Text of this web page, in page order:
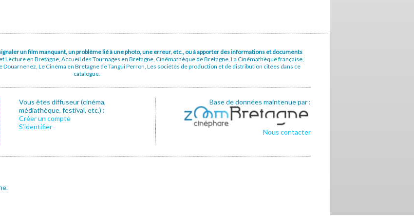
un film manquant, un problème lié à une photo, une erreur, etc., ou à apporter des informations et documents
Lecture en Bretagne, Accueil des Tournages en Bretagne, Cinémathèque de Bretagne, La Cinémathèque française,
Le Cinéma en Bretagne de Tangui Perron, Les sociétés de production et de distribution citées dans ce
catalogue.
Vous êtes diffuseur (cinéma,
médiathèque, festival, etc.) :
Créer un compte
S’identifier
Base de données maintenue par :
Nous contacter